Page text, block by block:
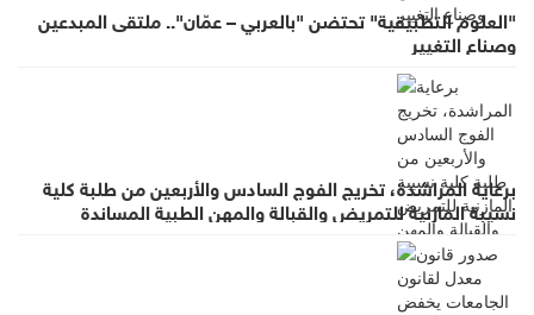
"العلوم التطبيقية" تحتضن "بالعربي – عمّان".. ملتقى المبدعين
وصناع التغيير
برعاية المراشدة، تخريج الفوج السادس والأربعين من طلبة كلية
نسيبة المازنية للتمريض والقبالة والمهن الطبية المساندة